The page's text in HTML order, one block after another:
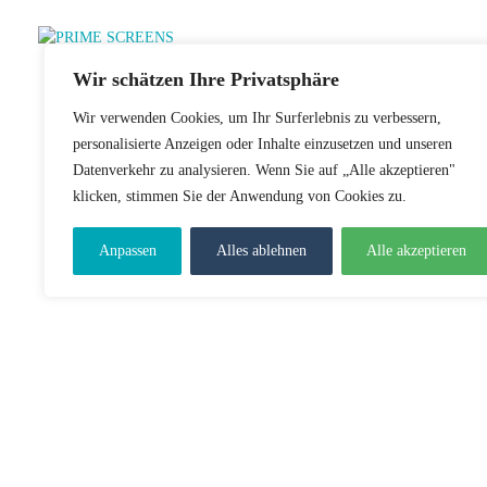
Wir schätzen Ihre Privatsphäre
Wir verwenden Cookies, um Ihr Surferlebnis zu verbessern,
personalisierte Anzeigen oder Inhalte einzusetzen und unseren
Datenverkehr zu analysieren. Wenn Sie auf „Alle akzeptieren"
klicken, stimmen Sie der Anwendung von Cookies zu.
Anpassen Alles ablehnen Alle akzeptieren